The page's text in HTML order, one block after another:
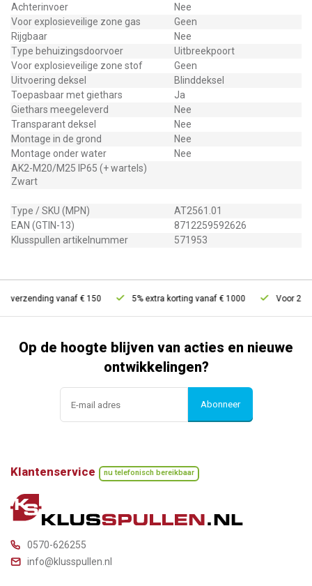
Achterinvoer
Nee
Voor explosieveilige zone gas
Geen
Rijgbaar
Nee
Type behuizingsdoorvoer
Uitbreekpoort
Voor explosieveilige zone stof
Geen
Uitvoering deksel
Blinddeksel
Toepasbaar met giethars
Ja
Giethars meegeleverd
Nee
Transparant deksel
Nee
Montage in de grond
Nee
Montage onder water
Nee
AK2-M20/M25 IP65 (+ wartels)
Zwart
Type / SKU (MPN)
AT2561.01
EAN (GTIN-13)
8712259592626
Klusspullen artikelnummer
571953
verzending vanaf € 150 5% extra korting vanaf € 1000 Voor 21u
Op de hoogte blijven van acties en nieuwe
ontwikkelingen?
Abonneer
Klantenservice nu telefonisch bereikbaar
0570-626255
info@klusspullen.nl